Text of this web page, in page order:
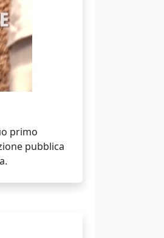
primo
pubblica